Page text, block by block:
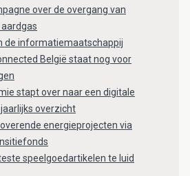
over de overgang van
aardgas
de informatiemaatschappij
België staat nog voor
stapt over naar een digitale
overzicht
energieprojecten via
speelgoedartikelen te luid